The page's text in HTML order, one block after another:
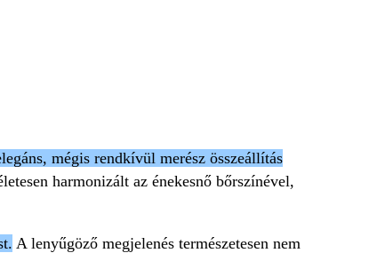
mégis rendkívül merész összeállítás
harmonizált az énekesnő bőrszínével,
A lenyűgöző megjelenés természetesen nem